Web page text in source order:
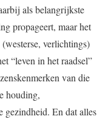
als belangrijkste
propageert, maar het
verlichtings)
“leven in het raadsel”
van die
houding,
gezindheid. En dat alles